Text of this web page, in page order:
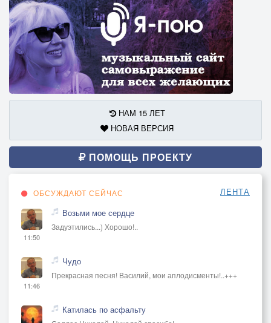
НАМ 15 ЛЕТ
НОВАЯ ВЕРСИЯ
ПОМОЩЬ ПРОЕКТУ
ОБСУЖДАЮТ СЕЙЧАС ЛЕНТА
11:50
Возьми мое сердце
Задуэтились...) Хорошо!..
11:46
Чудо
Прекрасная песня! Василий, мои аплодисменты!..+++
Катилась по асфальту